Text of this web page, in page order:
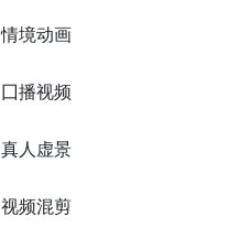
情境动画
囗播视频
真人虚景
视频混剪